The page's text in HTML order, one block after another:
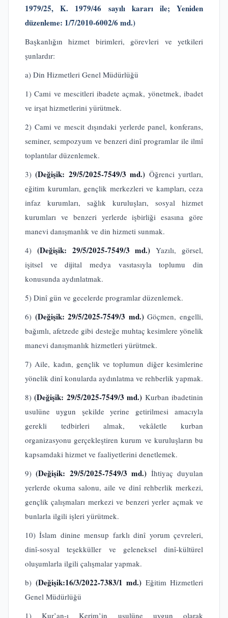
1979/25, K. 1979/46 sayılı kararı ile; Yeniden
düzenleme: 1/7/2010-6002/6 md.)
Başkanlığın hizmet birimleri, görevleri ve yetkileri
şunlardır:
a) Din Hizmetleri Genel Müdürlüğü
1) Cami ve mescitleri ibadete açmak, yönetmek, ibadet
ve irşat hizmetlerini yürütmek.
2) Cami ve mescit dışındaki yerlerde panel, konferans,
seminer, sempozyum ve benzeri dinî programlar ile ilmî
toplantılar düzenlemek.
3)(Değişik: 29/5/2025-7549/3 md.) Öğrenci yurtları,
eğitim kurumları, gençlik merkezleri ve kampları, ceza
infaz kurumları, sağlık kuruluşları, sosyal hizmet
kurumları ve benzeri yerlerde işbirliği esasına göre
manevi danışmanlık ve din hizmeti sunmak.
4) (Değişik: 29/5/2025-7549/3 md.)Yazılı, görsel,
işitsel ve dijital medya vasıtasıyla toplumu din
konusunda aydınlatmak.
5) Dinî gün ve gecelerde programlar düzenlemek.
6) (Değişik: 29/5/2025-7549/3 md.)Göçmen, engelli,
bağımlı, afetzede gibi desteğe muhtaç kesimlere yönelik
manevi danışmanlık hizmetleri yürütmek.
7) Aile, kadın, gençlik ve toplumun diğer kesimlerine
yönelik dinî konularda aydınlatma ve rehberlik yapmak.
8)(Değişik: 29/5/2025-7549/3 md.) Kurban ibadetinin
usulüne uygun şekilde yerine getirilmesi amacıyla
gerekli tedbirleri almak, vekâletle kurban
organizasyonu gerçekleştiren kurum ve kuruluşların bu
kapsamdaki hizmet ve faaliyetlerini denetlemek.
9)(Değişik: 29/5/2025-7549/3 md.) İhtiyaç duyulan
yerlerde okuma salonu, aile ve dinî rehberlik merkezi,
gençlik çalışmaları merkezi ve benzeri yerler açmak ve
bunlarla ilgili işleri yürütmek.
10) İslam dinine mensup farklı dinî yorum çevreleri,
dinî-sosyal teşekküller ve geleneksel dinî-kültürel
oluşumlarla ilgili çalışmalar yapmak.
b) (Değişik:16/3/2022-7383/1 md.) Eğitim Hizmetleri
Genel Müdürlüğü
1) Kur’an-ı Kerim’in usulüne uygun olarak